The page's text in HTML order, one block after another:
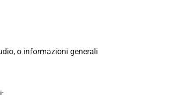
o informazioni generali